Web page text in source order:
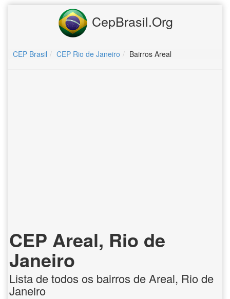
CepBrasil.Org
CEP Brasil CEP Rio de Janeiro Bairros Areal
CEP Areal, Rio de
Janeiro
Lista de todos os bairros de Areal, Rio de
Janeiro